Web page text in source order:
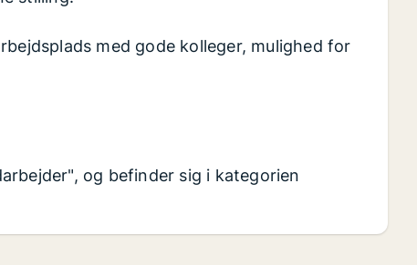
med gode kolleger, mulighed for
og befinder sig i kategorien